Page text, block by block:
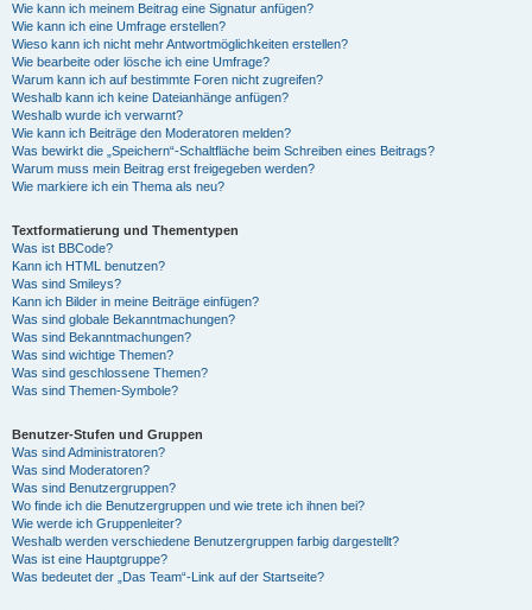
Wie kann ich meinem Beitrag eine Signatur anfügen?
Wie kann ich eine Umfrage erstellen?
Wieso kann ich nicht mehr Antwortmöglichkeiten erstellen?
Wie bearbeite oder lösche ich eine Umfrage?
Warum kann ich auf bestimmte Foren nicht zugreifen?
Weshalb kann ich keine Dateianhänge anfügen?
Weshalb wurde ich verwarnt?
Wie kann ich Beiträge den Moderatoren melden?
Was bewirkt die „Speichern“-Schaltfläche beim Schreiben eines Beitrags?
Warum muss mein Beitrag erst freigegeben werden?
Wie markiere ich ein Thema als neu?
Textformatierung und Thementypen
Was ist BBCode?
Kann ich HTML benutzen?
Was sind Smileys?
Kann ich Bilder in meine Beiträge einfügen?
Was sind globale Bekanntmachungen?
Was sind Bekanntmachungen?
Was sind wichtige Themen?
Was sind geschlossene Themen?
Was sind Themen-Symbole?
Benutzer-Stufen und Gruppen
Was sind Administratoren?
Was sind Moderatoren?
Was sind Benutzergruppen?
Wo finde ich die Benutzergruppen und wie trete ich ihnen bei?
Wie werde ich Gruppenleiter?
Weshalb werden verschiedene Benutzergruppen farbig dargestellt?
Was ist eine Hauptgruppe?
Was bedeutet der „Das Team“-Link auf der Startseite?